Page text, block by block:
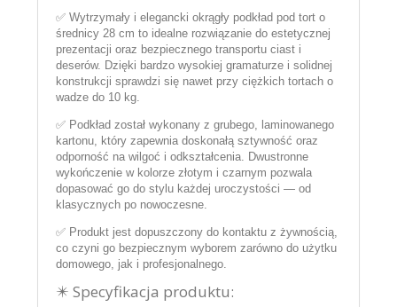
✅ Wytrzymały i elegancki okrągły podkład pod tort o
średnicy 28 cm to idealne rozwiązanie do estetycznej
prezentacji oraz bezpiecznego transportu ciast i
deserów. Dzięki bardzo wysokiej gramaturze i solidnej
konstrukcji sprawdzi się nawet przy ciężkich tortach o
wadze do 10 kg.
✅ Podkład został wykonany z grubego, laminowanego
kartonu, który zapewnia doskonałą sztywność oraz
odporność na wilgoć i odkształcenia. Dwustronne
wykończenie w kolorze złotym i czarnym pozwala
dopasować go do stylu każdej uroczystości — od
klasycznych po nowoczesne.
✅ Produkt jest dopuszczony do kontaktu z żywnością,
co czyni go bezpiecznym wyborem zarówno do użytku
domowego, jak i profesjonalnego.
✴️ Specyfikacja produktu: